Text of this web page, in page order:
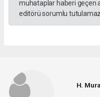
muhataplar haberi geçen
editörü sorumlu
H.